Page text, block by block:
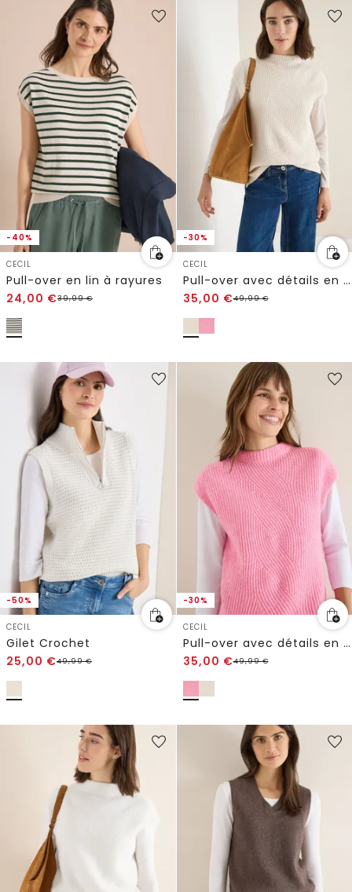
-40%
CECIL
Pull-over en lin à rayures
24,00 €39,99€
-30%
CECIL
Pull-over avec détails en tricot
35,00 €49,99€
-50%
CECIL
Gilet Crochet
25,00 €49,99€
-30%
CECIL
Pull-over avec détails en tricot
35,00 €49,99€